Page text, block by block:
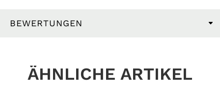
BEWERTUNGEN
ÄHNLICHE ARTIKEL